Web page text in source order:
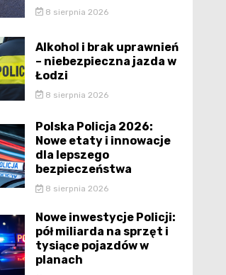
8 sierpnia 2026
Alkohol i brak uprawnień
– niebezpieczna jazda w
Łodzi
8 sierpnia 2026
Polska Policja 2026:
Nowe etaty i innowacje
dla lepszego
bezpieczeństwa
8 sierpnia 2026
Nowe inwestycje Policji:
pół miliarda na sprzęt i
tysiące pojazdów w
planach